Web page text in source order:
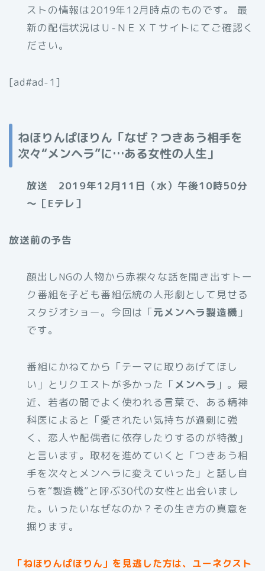
ストの情報は2019年12月時点のものです。 最
新の配信状況はＵ-ＮＥＸＴサイトにてご確認く
ださい。
[ad#ad-1]
ねほりんぱほりん「なぜ？つきあう相手を
次々“メンヘラ”に…ある女性の人生」
放送 2019年12月11日（水）午後10時50分
～［Eテレ］
放送前の予告
顔出しNGの人物から赤裸々な話を聞き出すトー
ク番組を子ども番組伝統の人形劇として見せる
スタジオショー。今回は「元メンヘラ製造機 」
です。
番組にかねてから「テーマに取りあげてほし
い」とリクエストが多かった「メンヘラ 」。最
近、若者の間でよく使われる言葉で、ある精神
科医によると「愛されたい気持ちが過剰に強
く、恋人や配偶者に依存したりするのが特徴」
と言います。取材を進めていくと「つきあう相
手を次々とメンヘラに変えていった」と話し自
らを“製造機”と呼ぶ30代の女性と出会いまし
た。いったいなぜなのか？その生き方の真意を
掘ります。
「ねほりんぱほりん」を見逃した方は、ユーネクスト